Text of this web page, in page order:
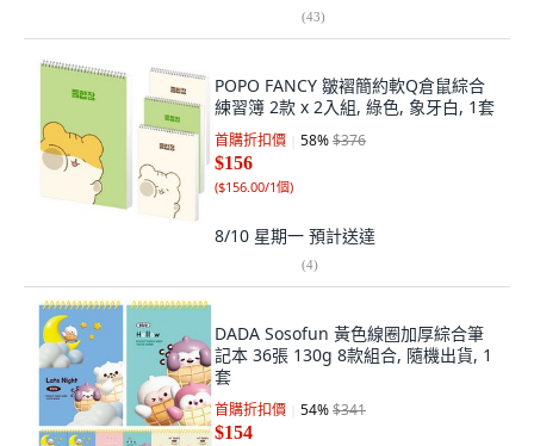
(43)
POPO FANCY 皺褶簡約軟Q倉鼠綜合
練習簿 2款 x 2入組, 綠色, 象牙白, 1套
首購折扣價 58%$376
$156
($156.00/1個)
8/10 星期一 預計送達
(4)
DADA Sosofun 黃色線圈加厚綜合筆
記本 36張 130g 8款組合, 隨機出貨, 1
套
首購折扣價 54%$341
$154